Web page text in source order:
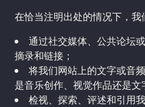
在恰当注明出处的情况下，我
通过社交媒体、公共论坛
摘录和链接；
将我们网站上的文字或音
是音乐创作、视觉作品还是文
检视、探索、评述和引用我